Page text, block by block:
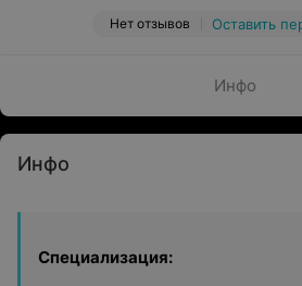
Нет отзывов Оставить
Инфо
Инфо
Специализация: